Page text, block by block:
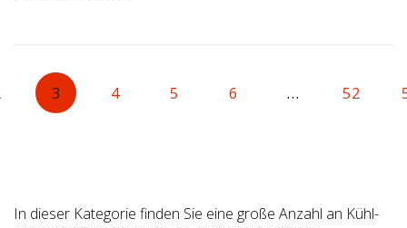
3 4 5 6 … 52
In dieser Kategorie finden Sie eine große Anzahl an Kühl-